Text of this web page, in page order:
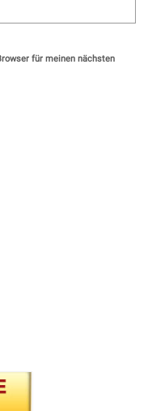
für meinen nächsten